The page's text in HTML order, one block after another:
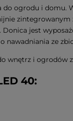
ogrodu i domu.
jest
ze
wnętrz i
40: